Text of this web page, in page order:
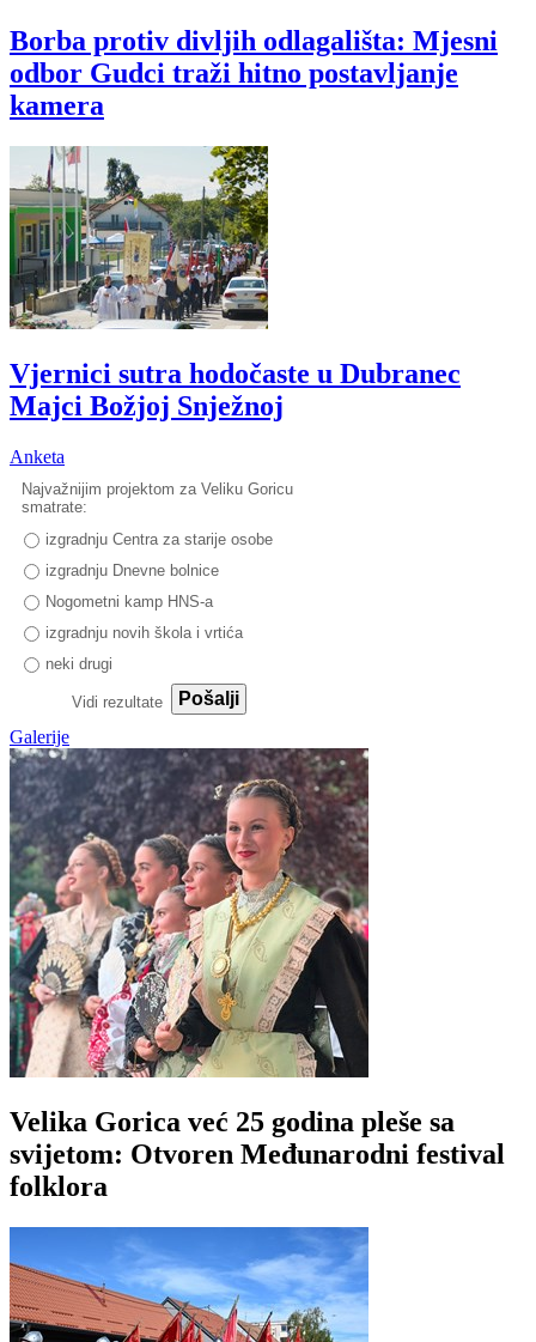
Borba protiv divljih odlagališta: Mjesni
odbor Gudci traži hitno postavljanje
kamera
Vjernici sutra hodočaste u Dubranec
Majci Božjoj Snježnoj
Anketa
Najvažnijim projektom za Veliku Goricu
smatrate:
izgradnju Centra za starije osobe
izgradnju Dnevne bolnice
Nogometni kamp HNS-a
izgradnju novih škola i vrtića
neki drugi
Vidi rezultate
Pošalji
Galerije
Velika Gorica već 25 godina pleše sa
svijetom: Otvoren Međunarodni festival
folklora